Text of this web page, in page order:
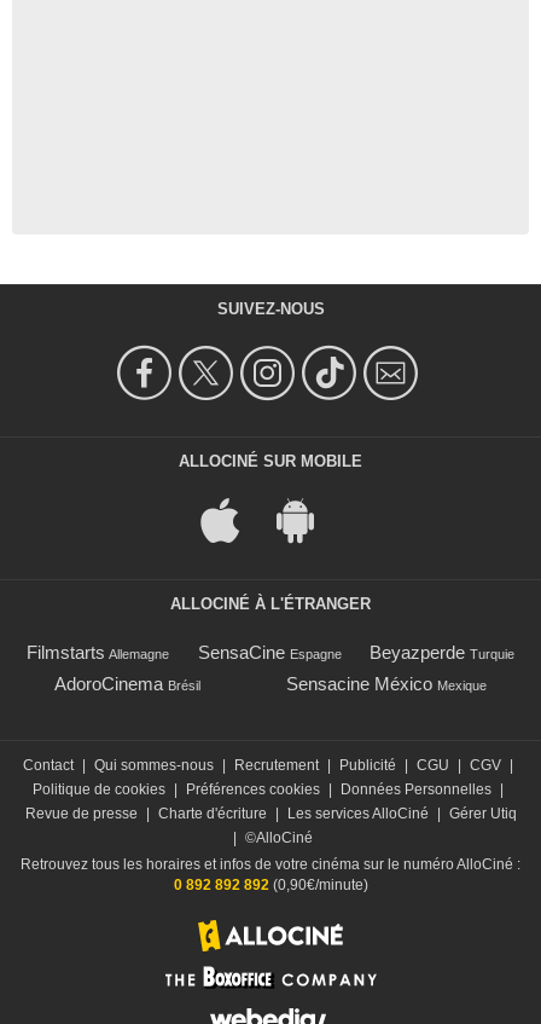
SUIVEZ-NOUS
ALLOCINÉ SUR MOBILE
ALLOCINÉ À L'ÉTRANGER
Filmstarts Allemagne SensaCine Espagne Beyazperde Turquie
AdoroCinema Brésil Sensacine México Mexique
Contact Qui sommes-nous Recrutement Publicité CGU CGV
Politique de cookies
Préférences cookies Données Personnelles
Revue de presse
Charte d'écriture Les services AlloCiné
Gérer Utiq
©AlloCiné
Retrouvez tous les horaires et infos de votre cinéma sur le numéro AlloCiné :
0 892 892 892(0,90€/minute)